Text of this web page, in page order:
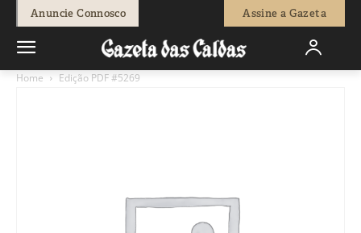
Anuncie Connosco Assine a Gazeta
Home Edição PDF #5269